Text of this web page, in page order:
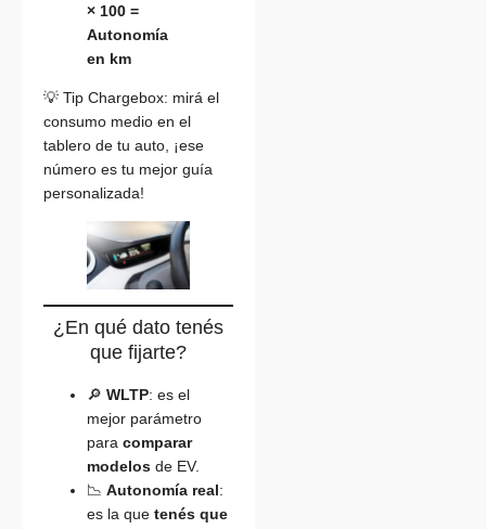
× 100 =
Autonomía
en km
💡 Tip Chargebox: mirá el
consumo medio en el
tablero de tu auto, ¡ese
número es tu mejor guía
personalizada!
¿En qué dato tenés
que fijarte?
🔎 WLTP: es el
mejor parámetro
para comparar
modelos de EV.
📉 Autonomía real:
es la que tenés que